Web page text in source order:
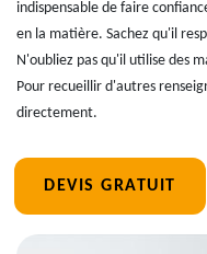
indispensable de faire
en la matière. Sachez qu'il
N'oubliez pas qu'il utilise des
Pour recueillir d'autres
directement.
DEVIS GRATUIT